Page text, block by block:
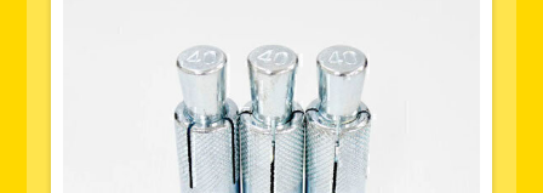
アクセス